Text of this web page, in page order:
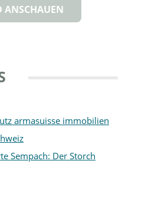
ANSCHAUEN
armasuisse immobilien
Sempach: Der Storch